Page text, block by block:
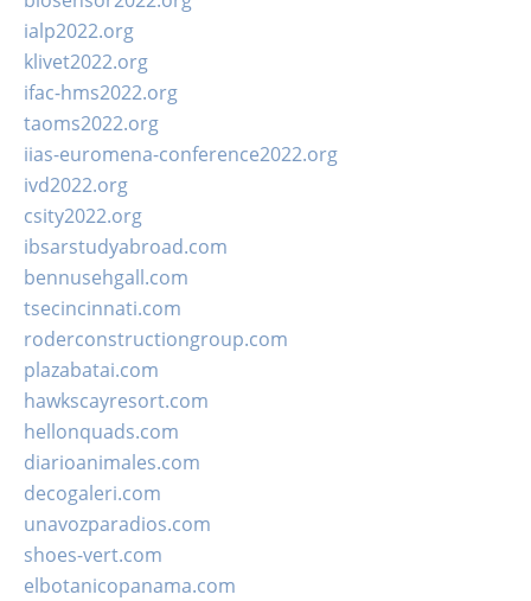
ialp2022.org
klivet2022.org
ifac-hms2022.org
taoms2022.org
iias-euromena-conference2022.org
ivd2022.org
csity2022.org
ibsarstudyabroad.com
bennusehgall.com
tsecincinnati.com
roderconstructiongroup.com
plazabatai.com
hawkscayresort.com
hellonquads.com
diarioanimales.com
decogaleri.com
unavozparadios.com
shoes-vert.com
elbotanicopanama.com